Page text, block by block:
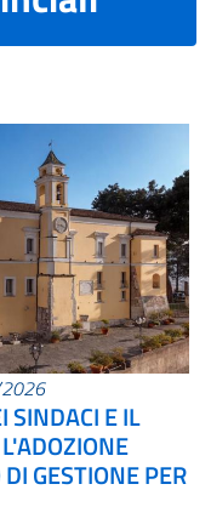
SINDACI E IL
GESTIONE PER